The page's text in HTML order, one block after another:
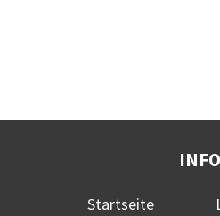
INFO
Startseite